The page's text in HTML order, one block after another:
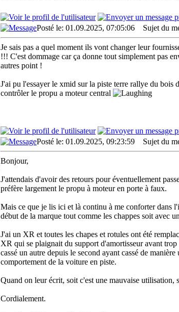
Posté le: 01.09.2025, 07:05:06 Sujet du
Je sais pas a quel moment ils vont changer leur
!!! C'est dommage car ça donne tout simplement pas
autres point !
J'ai pu l'essayer le xmid sur la piste terre rallye du bois
contrôler le propu a moteur central
Posté le: 01.09.2025, 09:23:59 Sujet du
Bonjour,
J'attendais d'avoir des retours pour éventuellement
préfère largement le propu à moteur en porte à faux.
Mais ce que je lis ici et là continu à me conforter dans
début de la marque tout comme les chappes soit avec
J'ai un XR et toutes les chapes et rotules ont été
XR qui se plaignait du support d'amortisseur avant
cassé un autre depuis le second ayant cassé de
comportement de la voiture en piste.
Quand on leur écrit, soit c'est une mauvaise utilisation,
Cordialement.